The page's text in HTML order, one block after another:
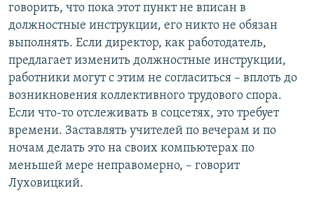
говорить, что пока этот пункт не вписан в
должностные инструкции, его никто не обязан
выполнять. Если директор, как работодатель,
предлагает изменить должностные инструкции,
работники могут с этим не согласиться – вплоть до
возникновения коллективного трудового спора.
Если что-то отслеживать в соцсетях, это требует
времени. Заставлять учителей по вечерам и по
ночам делать это на своих компьютерах по
меньшей мере неправомерно, – говорит
Луховицкий.